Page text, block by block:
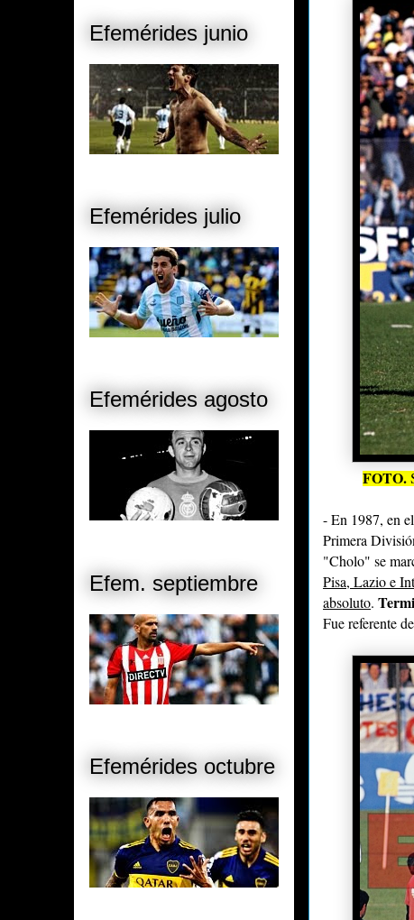
FOTO.
- En 1987, en
Primera
"Cholo" se
Pisa, Lazio e
absoluto.
Fue referente
Efemérides junio
Efemérides julio
Efemérides agosto
Efem. septiembre
Efemérides octubre